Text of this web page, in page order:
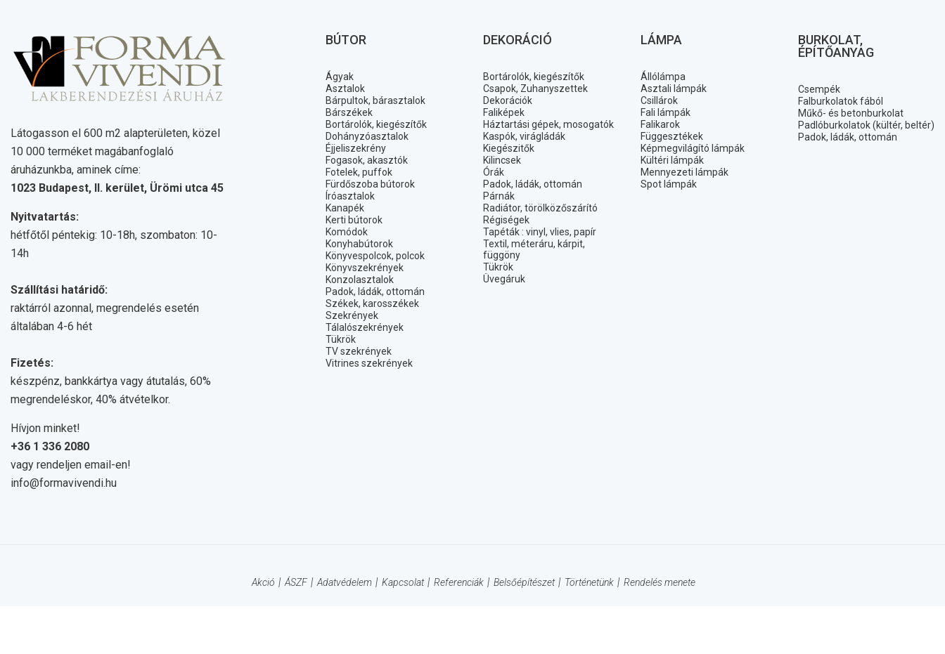
Látogasson el 600 m2 alapterületen, közel
10 000 terméket magábanfoglaló
áruházunkba, aminek címe:
1023 Budapest, II. kerület, Ürömi utca 45
Nyitvatartás:
hétfőtől péntekig: 10-18h, szombaton: 10-
14h
Szállítási határidő:
raktárról azonnal, megrendelés esetén
általában 4-6 hét
Fizetés:
készpénz, bankkártya vagy átutalás, 60%
megrendeléskor, 40% átvételkor.
Hívjon minket!
+36 1 336 2080
vagy rendeljen email-en!
info@formavivendi.hu
BÚTOR
Ágyak
Asztalok
Bárpultok, bárasztalok
Bárszékek
Bortárolók, kiegészítők
Dohányzóasztalok
Éjjeliszekrény
Fogasok, akasztók
Fotelek, puffok
Fürdőszoba bútorok
Íróasztalok
Kanapék
Kerti bútorok
Komódok
Konyhabútorok
Könyvespolcok, polcok
Könyvszekrények
Konzolasztalok
Padok, ládák, ottomán
Székek, karosszékek
Szekrények
Tálalószekrények
Tükrök
TV szekrények
Vitrines szekrények
DEKORÁCIÓ
Bortárolók, kiegészítők
Csapok, Zuhanyszettek
Dekorációk
Faliképek
Háztartási gépek, mosogatók
Kaspók, virágládák
Kiegészitők
Kilincsek
Órák
Padok, ládák, ottomán
Párnák
Radiátor, törölközőszárító
Régiségek
Tapéták : vinyl, vlies, papír
Textil, méteráru, kárpit,
függöny
Tükrök
Üvegáruk
LÁMPA
Állólámpa
Asztali lámpák
Csillárok
Fali lámpák
Falikarok
Függesztékek
Képmegvilágító lámpák
Kültéri lámpák
Mennyezeti lámpák
Spot lámpák
BURKOLAT,
ÉPÍTŐANYAG
Csempék
Falburkolatok fából
Műkő- és betonburkolat
Padlóburkolatok (kültér, beltér)
Padok, ládák, ottomán
Akció ÁSZF Adatvédelem Kapcsolat Referenciák Belsőépítészet Történetünk Rendelés menete